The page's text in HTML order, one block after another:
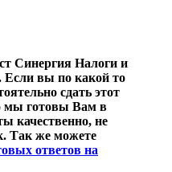
Синергия Налоги и
Если вы по какой то
сдать этот
мы готовы Вам в
качественно, не
Так же можете
ответов на